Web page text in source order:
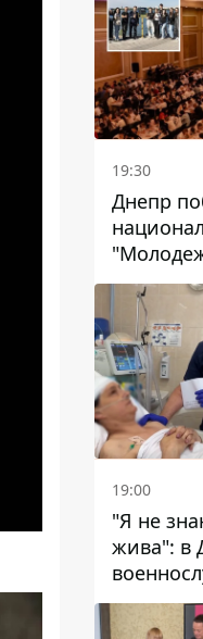
19:30
Днепр
Украины
19:00
"Я не
жива": в
ранил